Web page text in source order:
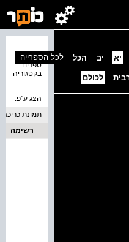
יא יב הכל
לכולם
ספרים
בקטגוריה
לכל הספרייה
הצג ע''פ:
תמונת כריכה
רשימה